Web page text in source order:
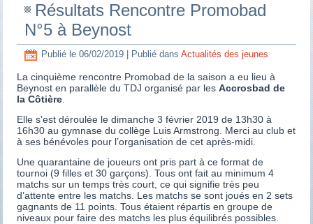
Résultats Rencontre Promobad
N°5 à Beynost
Publié le 06/02/2019 Publié dans Actualités des jeunes
La cinquième rencontre Promobad de la saison a eu lieu à
Beynost en parallèle du TDJ organisé par lesAccrosbad de
la Côtière
Elle s’est déroulée le dimanche 3 février 2019 de 13h30 à
16h30 au gymnase du collège Luis Armstrong. Merci au club et
à ses bénévoles pour l’organisation de cet après-midi.
Une quarantaine de joueurs ont pris part à ce format de
tournoi (9 filles et 30 garçons). Tous ont fait au minimum 4
matchs sur un temps très court, ce qui signifie très peu
d’attente entre les matchs. Les matchs se sont joués en 2 sets
gagnants de 11 points. Tous étaient répartis en groupe de
niveaux pour faire des matchs les plus équilibrés possibles.